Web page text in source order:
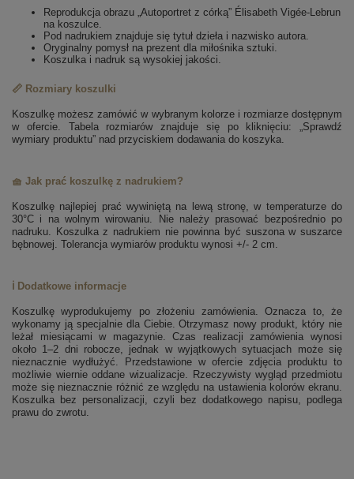
Reprodukcja obrazu „Autoportret z córką” Élisabeth Vigée-Lebrun
na koszulce.
Pod nadrukiem znajduje się tytuł dzieła i nazwisko autora.
Oryginalny pomysł na prezent dla miłośnika sztuki.
Koszulka i nadruk są wysokiej jakości.
📏 Rozmiary koszulki
Koszulkę możesz zamówić w wybranym kolorze i rozmiarze dostępnym
w ofercie. Tabela rozmiarów znajduje się po kliknięciu: „Sprawdź
wymiary produktu” nad przyciskiem dodawania do koszyka.
🧺 Jak prać koszulkę z nadrukiem?
Koszulkę najlepiej prać wywiniętą na lewą stronę, w temperaturze do
30°C i na wolnym wirowaniu. Nie należy prasować bezpośrednio po
nadruku. Koszulka z nadrukiem nie powinna być suszona w suszarce
bębnowej. Tolerancja wymiarów produktu wynosi +/- 2 cm.
ℹ️ Dodatkowe informacje
Koszulkę wyprodukujemy po złożeniu zamówienia. Oznacza to, że
wykonamy ją specjalnie dla Ciebie. Otrzymasz nowy produkt, który nie
leżał miesiącami w magazynie. Czas realizacji zamówienia wynosi
około 1–2 dni robocze, jednak w wyjątkowych sytuacjach może się
nieznacznie wydłużyć. Przedstawione w ofercie zdjęcia produktu to
możliwie wiernie oddane wizualizacje. Rzeczywisty wygląd przedmiotu
może się nieznacznie różnić ze względu na ustawienia kolorów ekranu.
Koszulka bez personalizacji, czyli bez dodatkowego napisu, podlega
prawu do zwrotu.